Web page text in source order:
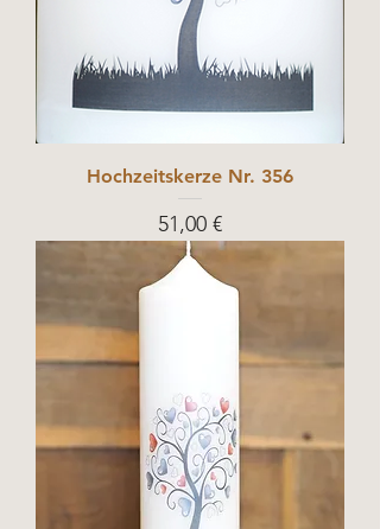
Hochzeitskerze Nr. 356
Prix
51,00 €